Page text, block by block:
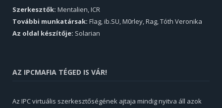
Szerkesztők: Mentalien, ICR
További munkatársak: Flag, ib.SU, M0rley, Rag, Tóth Veronika
Az oldal készítője: Solarian
AZ IPCMAFIA TÉGED IS VÁR!
Az IPC virtuális szerkesztőségének ajtaja mindig nyitva áll azok